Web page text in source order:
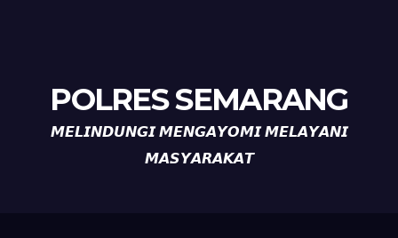
POLRES SEMARANG
𝙈𝙀𝙇𝙄𝙉𝘿𝙐𝙉𝙂𝙄 𝙈𝙀𝙉𝙂𝘼𝙔𝙊𝙈𝙄 𝙈𝙀𝙇𝘼𝙔𝘼𝙉𝙄
𝙈𝘼𝙎𝙔𝘼𝙍𝘼𝙆𝘼𝙏